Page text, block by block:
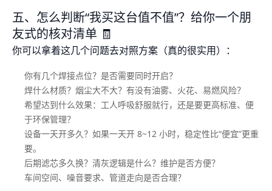
五、怎么判断“我买这台值不值”？给你一个朋
友式的核对清单 🧾
你可以拿着这几个问题去对照方案（真的很实用）：
你有几个焊接点位？是否需要同时开启？
焊什么材质？烟尘大不大？有没有油雾、火花、易燃风险？
希望达到什么效果：工人呼吸舒服就行，还是要更高标准、便
于环保管理？
设备一天开多久？如果一天开 8~12 小时，稳定性比“便宜”更重
要。
后期滤芯多久换？清灰逻辑是什么？维护是否方便？
车间空间、噪音要求、管道走向是否合理？